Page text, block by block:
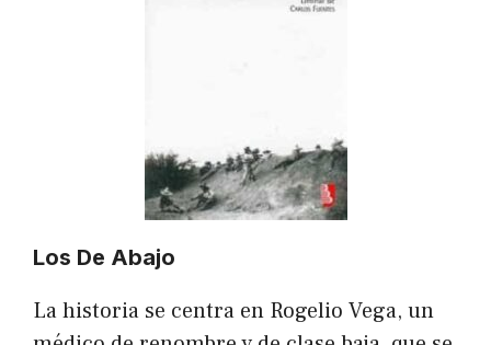
Los De Abajo
La historia se centra en Rogelio Vega, un